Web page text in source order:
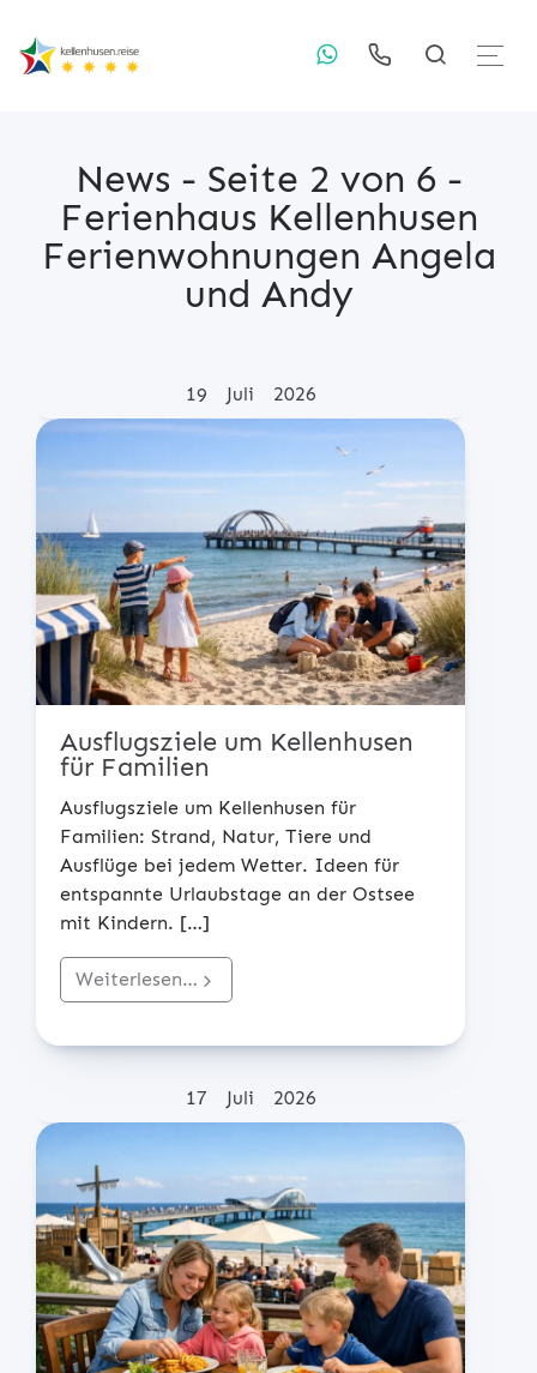
News - Seite 2 von 6 -
Ferienhaus Kellenhusen
Ferienwohnungen Angela
und Andy
19 Juli 2026
Ausflugsziele um Kellenhusen
für Familien
Ausflugsziele um Kellenhusen für
Familien: Strand, Natur, Tiere und
Ausflüge bei jedem Wetter. Ideen für
entspannte Urlaubstage an der Ostsee
mit Kindern. […]
Weiterlesen…
17 Juli 2026